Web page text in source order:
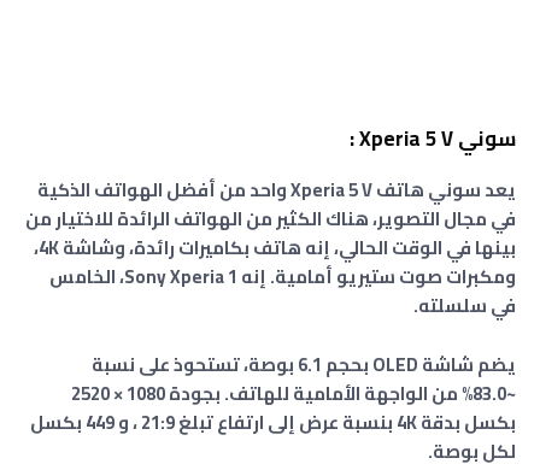
سوني Xperia 5 V :
يعد سوني هاتف Xperia 5 V واحد من أفضل الهواتف الذكية
في مجال التصوير، هناك الكثير من الهواتف الرائدة للاختيار من
بينها في الوقت الحالي، إنه هاتف بكاميرات رائدة، وشاشة 4K،
ومكبرات صوت ستيريو أمامية. إنه Sony Xperia 1، الخامس
في سلسلته.
يضم شاشة OLED بحجم 6.1 بوصة، تستحوذ على نسبة
~83.0% من الواجهة الأمامية للهاتف. بجودة 1080 × 2520
بكسل بدقة 4K بنسبة عرض إلى ارتفاع تبلغ 21:9 ، و 449 بكسل
لكل بوصة.